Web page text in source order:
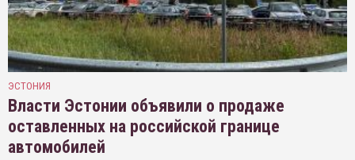
ЭСТОНИЯ
Власти Эстонии объявили о продаже
оставленных на российской границе
автомобилей